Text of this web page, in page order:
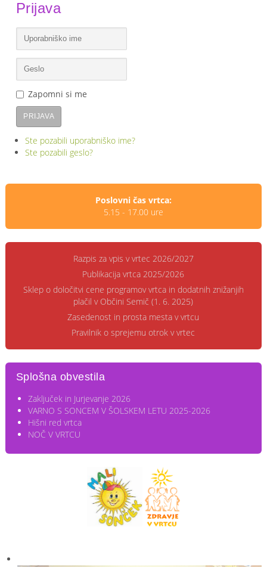
Prijava
Zapomni si me
PRIJAVA
Ste pozabili uporabniško ime?
Ste pozabili geslo?
Poslovni čas vrtca:
5.15 - 17.00 ure
Razpis za vpis v vrtec 2026/2027
Publikacija vrtca 2025/2026
Sklep o določitvi cene programov vrtca in dodatnih znižanjih
plačil v Občini Semič (1. 6. 2025)
Zasedenost in prosta mesta v vrtcu
Pravilnik o sprejemu otrok v vrtec
Splošna obvestila
Zaključek in Jurjevanje 2026
VARNO S SONCEM V ŠOLSKEM LETU 2025-2026
Hišni red vrtca
NOČ V VRTCU